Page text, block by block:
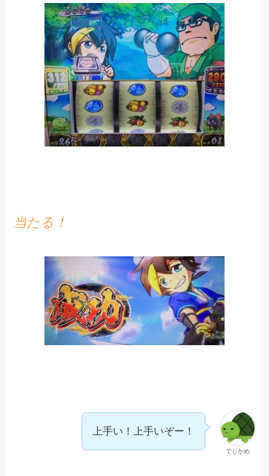
当たる！
でじかめ
上手い！上手いぞー！